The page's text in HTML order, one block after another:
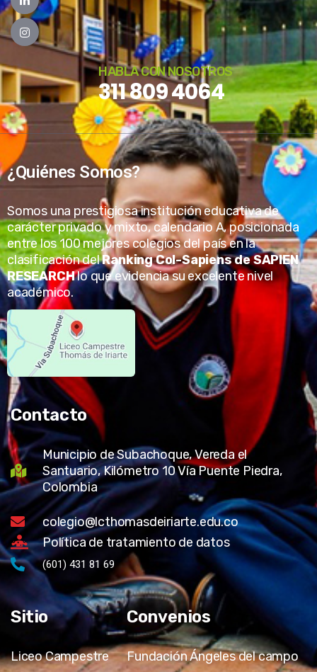
HABLA CON NOSOTROS
311 809 4064
¿Quiénes Somos?
Somos una prestigiosa institución educativa de
carácter privado y mixto, calendario A, posicionada
entre los 100 mejores colegios del país en la
clasificación delRanking Col-Sapiens de SAPIEN
RESEARCHlo que evidencia su excelente nivel
académico.
Contacto
Municipio de Subachoque, Vereda el
Santuario, Kilómetro 10 Vía Puente Piedra,
Colombia
colegio@lcthomasdeiriarte.edu.co
Política de tratamiento de datos
(601) 431 81 69
Sitio
Liceo Campestre
Convenios
Fundación Ángeles del campo